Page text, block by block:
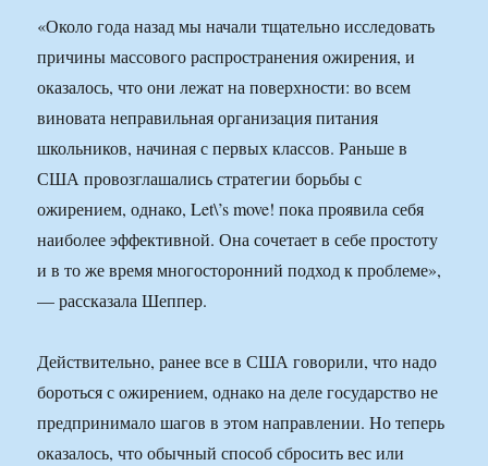
«Около года назад мы начали тщательно исследовать
причины массового распространения ожирения, и
оказалось, что они лежат на поверхности: во всем
виновата неправильная организация питания
школьников, начиная с первых классов. Раньше в
США провозглашались стратегии борьбы с
ожирением, однако, Let\’s move! пока проявила себя
наиболее эффективной. Она сочетает в себе простоту
и в то же время многосторонний подход к проблеме»,
— рассказала Шеппер.
Действительно, ранее все в США говорили, что надо
бороться с ожирением, однако на деле государство не
предпринимало шагов в этом направлении. Но теперь
оказалось, что обычный способ сбросить вес или